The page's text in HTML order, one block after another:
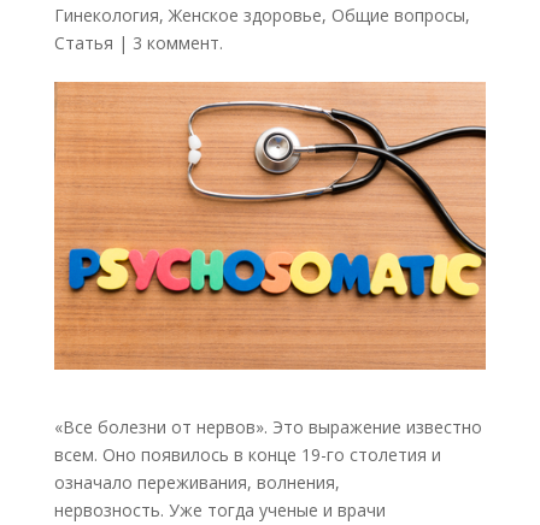
Гинекология, Женское здоровье, Общие вопросы,
Статья | 3 коммент.
«Все болезни от нервов». Это выражение известно
всем. Оно появилось в конце 19-го столетия и
означало переживания, волнения,
нервозность. Уже тогда ученые и врачи